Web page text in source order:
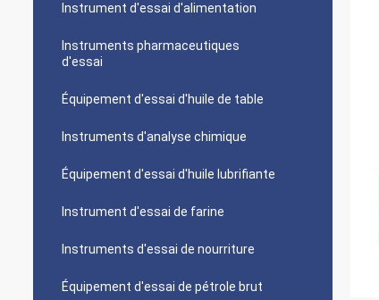
Instrument d'essai d'alimentation
Instruments pharmaceutiques
d'essai
Équipement d'essai d'huile de table
Instruments d'analyse chimique
Équipement d'essai d'huile lubrifiante
Instrument d'essai de farine
Instruments d'essai de nourriture
Équipement d'essai de pétrole brut